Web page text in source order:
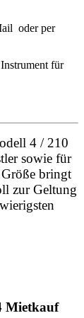
oder per
für
4 / 210
sowie für
bringt
zur Geltung
Mietkauf